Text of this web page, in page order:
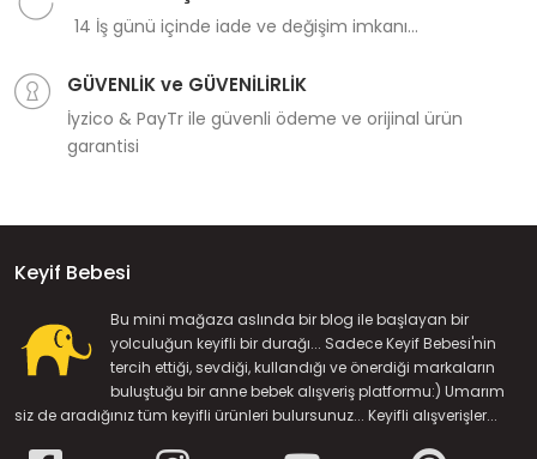
14 İş günü içinde iade ve değişim imkanı...
GÜVENLİK ve GÜVENİLİRLİK
İyzico & PayTr ile güvenli ödeme ve orijinal ürün
garantisi
Keyif Bebesi
Bu mini mağaza aslında bir blog ile başlayan bir
yolculuğun keyifli bir durağı... Sadece Keyif Bebesi'nin
tercih ettiği, sevdiği, kullandığı ve önerdiği markaların
buluştuğu bir anne bebek alışveriş platformu:) Umarım
siz de aradığınız tüm keyifli ürünleri bulursunuz... Keyifli alışverişler...